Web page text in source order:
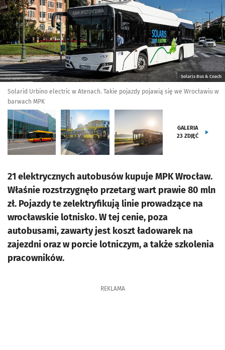
Solaris Bus & Coach
Solarid Urbino electric w Atenach. Takie pojazdy pojawią się we Wrocławiu w
barwach MPK
GALERIA
23 ZDJĘĆ
21 elektrycznych autobusów kupuje MPK Wrocław.
Właśnie rozstrzygnęło przetarg wart prawie 80 mln
zł. Pojazdy te zelektryfikują linie prowadzące na
wrocławskie lotnisko. W tej cenie, poza
autobusami, zawarty jest koszt ładowarek na
zajezdni oraz w porcie lotniczym, a także szkolenia
pracowników.
REKLAMA